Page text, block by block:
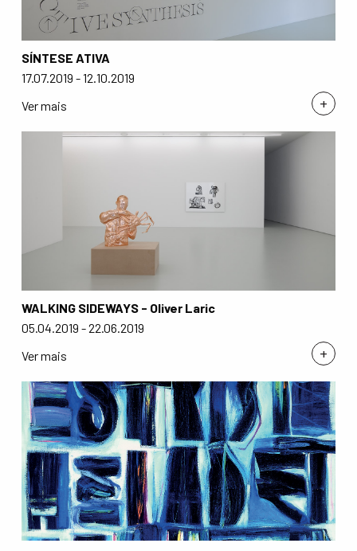
+
SÍNTESE ATIVA
17.07.2019 - 12.10.2019
Ver mais
+
WALKING SIDEWAYS - Oliver Laric
05.04.2019 - 22.06.2019
Ver mais